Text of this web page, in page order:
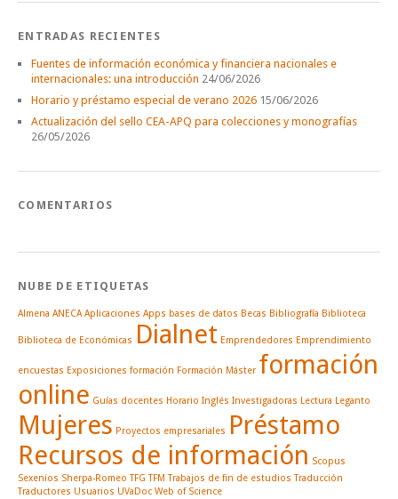
ENTRADAS RECIENTES
Fuentes de información económica y financiera nacionales e
internacionales: una introducción 24/06/2026
Horario y préstamo especial de verano 2026 15/06/2026
Actualización del sello CEA-APQ para colecciones y monografías
26/05/2026
COMENTARIOS
NUBE DE ETIQUETAS
Almena ANECA Aplicaciones Apps bases de datos Becas Bibliografía Biblioteca
Biblioteca de Económicas Dialnet Emprendedores Emprendimiento
encuestas Exposiciones formación Formación Máster formación
online Guías docentes Horario Inglés Investigadoras Lectura Leganto
Mujeres Proyectos empresariales Préstamo
Recursos de información Scopus
Sexenios Sherpa-Romeo TFG TFM Trabajos de fin de estudios Traducción
Traductores Usuarios UVaDoc Web of Science